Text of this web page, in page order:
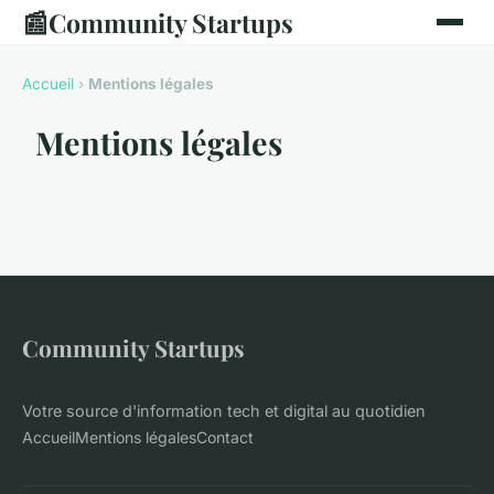
📰Community Startups
Accueil › Mentions légales
Mentions légales
Community Startups
Votre source d'information tech et digital au quotidien
AccueilMentions légalesContact